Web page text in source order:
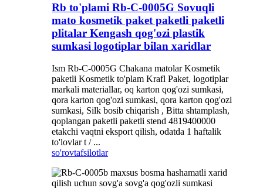
Rb to'plami Rb-C-0005G Sovuqli
mato kosmetik paket paketli paketli
plitalar Kengash qog'ozi plastik
sumkasi logotiplar bilan xaridlar
Ism Rb-C-0005G Chakana matolar Kosmetik
paketli Kosmetik to'plam Krafl Paket, logotiplar
markali materiallar, oq karton qog'ozi sumkasi,
qora karton qog'ozi sumkasi, qora karton qog'ozi
sumkasi, Silk bosib chiqarish , Bitta shtamplash,
qoplangan paketli paketli stend 4819400000
etakchi vaqtni eksport qilish, odatda 1 haftalik
to'lovlar t / ...
so'rovtafsilotlar